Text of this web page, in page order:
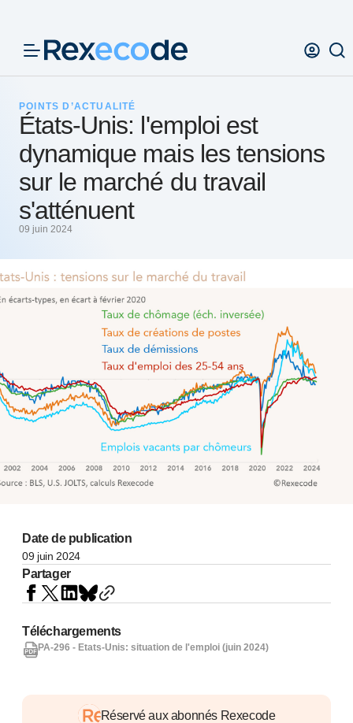
POINTS D’ACTUALITÉ
États-Unis: l'emploi est
dynamique mais les tensions
sur le marché du travail
s'atténuent
09 juin 2024
Date de publication
09 juin 2024
Partager
Réservé aux abonnés Rexecode
Téléchargements
PA-296 - Etats-Unis: situation de l'emploi (juin 2024)